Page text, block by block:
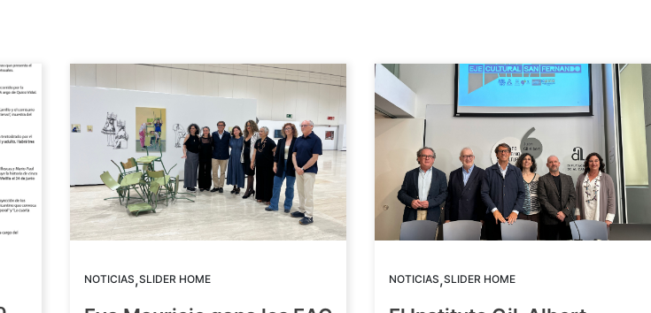
NOTICIAS,SLIDER HOME NOTICIAS,SLIDER HOME